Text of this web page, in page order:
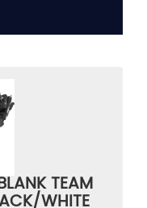
TEAM
WHITE